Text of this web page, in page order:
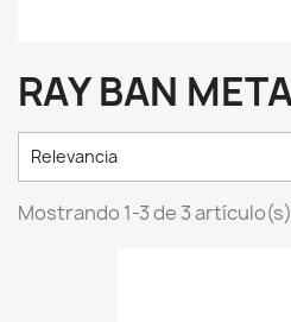
RAY BAN
Relevancia
Mostrando 1-3 de 3 artículo(s)